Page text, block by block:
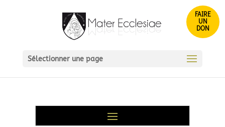
FAIRE
UN
DON
Sélectionner une page